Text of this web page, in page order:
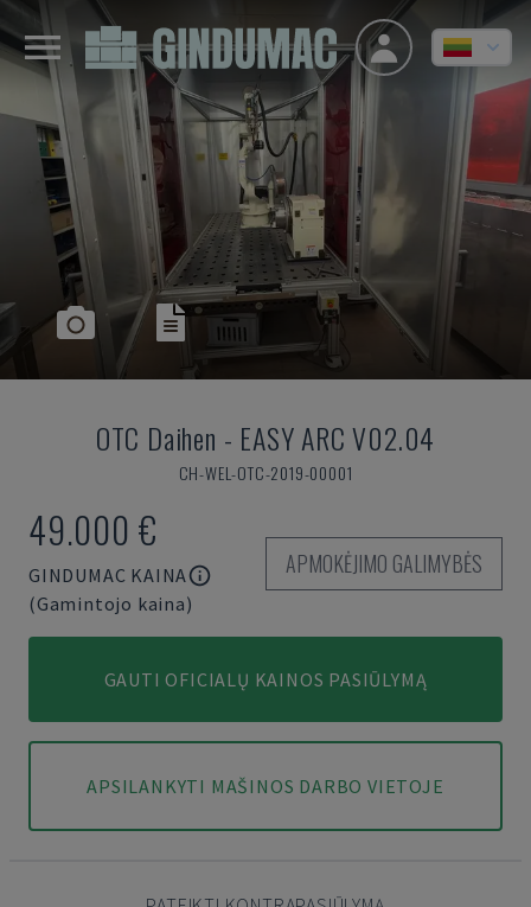
OTC Daihen - EASY ARC V02.04
CH-WEL-OTC-2019-00001
49.000 €
GINDUMAC KAINA
(Gamintojo kaina)
APMOKĖJIMO GALIMYBĖS
GAUTI OFICIALŲ KAINOS PASIŪLYMĄ
APSILANKYTI MAŠINOS DARBO VIETOJE